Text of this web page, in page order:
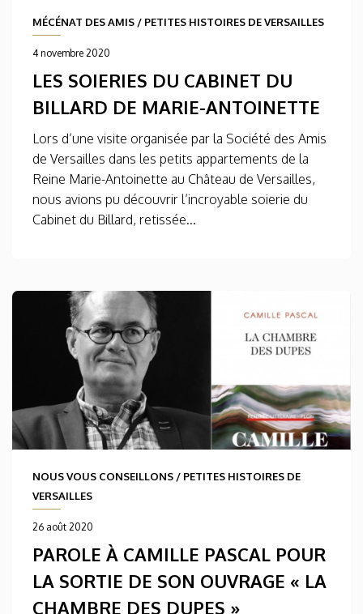
MÉCÉNAT DES AMIS / PETITES HISTOIRES DE VERSAILLES
4 novembre 2020
LES SOIERIES DU CABINET DU
BILLARD DE MARIE-ANTOINETTE
Lors d’une visite organisée par la Société des Amis
de Versailles dans les petits appartements de la
Reine Marie-Antoinette au Château de Versailles,
nous avions pu découvrir l’incroyable soierie du
Cabinet du Billard, retissée...
NOUS VOUS CONSEILLONS / PETITES HISTOIRES DE
VERSAILLES
26 août 2020
PAROLE À CAMILLE PASCAL POUR
LA SORTIE DE SON OUVRAGE « LA
CHAMBRE DES DUPES »